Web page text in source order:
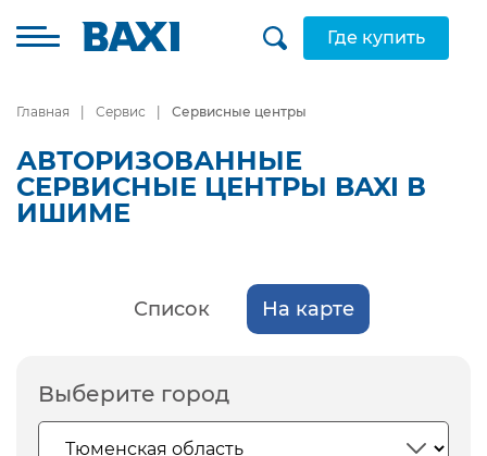
Где купить
Главная Сервис Сервисные центры
АВТОРИЗОВАННЫЕ
СЕРВИСНЫЕ ЦЕНТРЫ BAXI В
ИШИМЕ
Список На карте
Выберите город